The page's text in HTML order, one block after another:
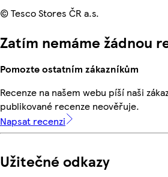
© Tesco Stores ČR a.s.
Zatím nemáme žádnou
Pomozte ostatním zákazníkům
Recenze na našem webu píší naši
publikované recenze neověřuje.
Napsat recenzi
Užitečné odkazy